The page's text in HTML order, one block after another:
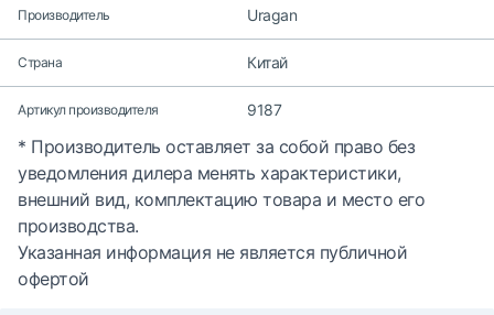
Производитель Uragan
Страна Китай
Артикул производителя 9187
* Производитель оставляет за собой право без
уведомления дилера менять характеристики,
внешний вид, комплектацию товара и место его
производства.
Указанная информация не является публичной
офертой